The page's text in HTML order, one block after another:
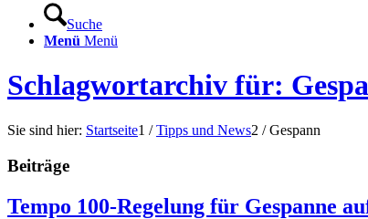
Suche
Menü Menü
Schlagwortarchiv für:
Sie sind hier: Startseite1 / Tipps und News2 / Gespann
Beiträge
Tempo 100-Regelung für Gespanne